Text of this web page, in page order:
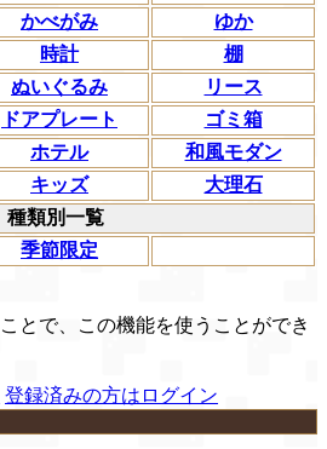
かべがみ
ゆか
時計
棚
ぬいぐるみ
リース
ドアプレート
ゴミ箱
ホテル
和風モダン
キッズ
大理石
種類別一覧
季節限定
とで、この機能を使うことができ
登録済みの方はログイン